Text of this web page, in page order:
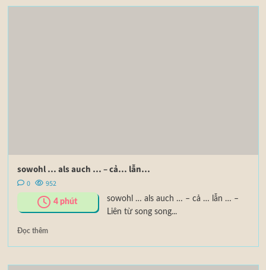
sowohl … als auch … – cả… lẫn…
0 952
4 phút
sowohl … als auch … – cả … lẫn … –
Liên từ song song...
Đọc thêm